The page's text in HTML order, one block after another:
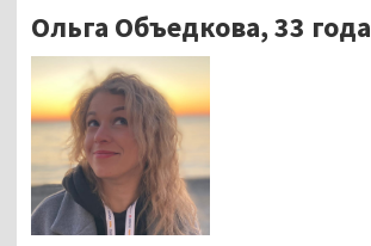
Ольга Объедкова, 33 года